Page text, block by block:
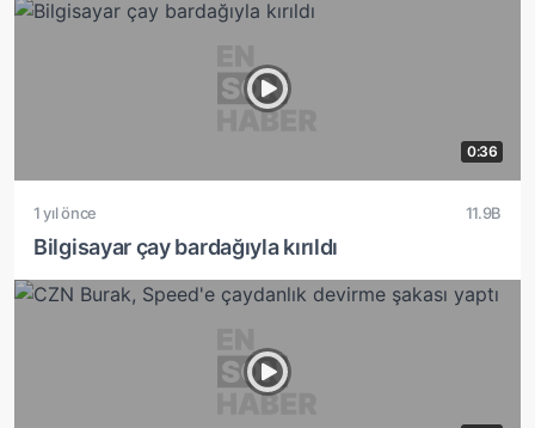
0:36
1 yıl önce 11.9B
Bilgisayar çay bardağıyla kırıldı